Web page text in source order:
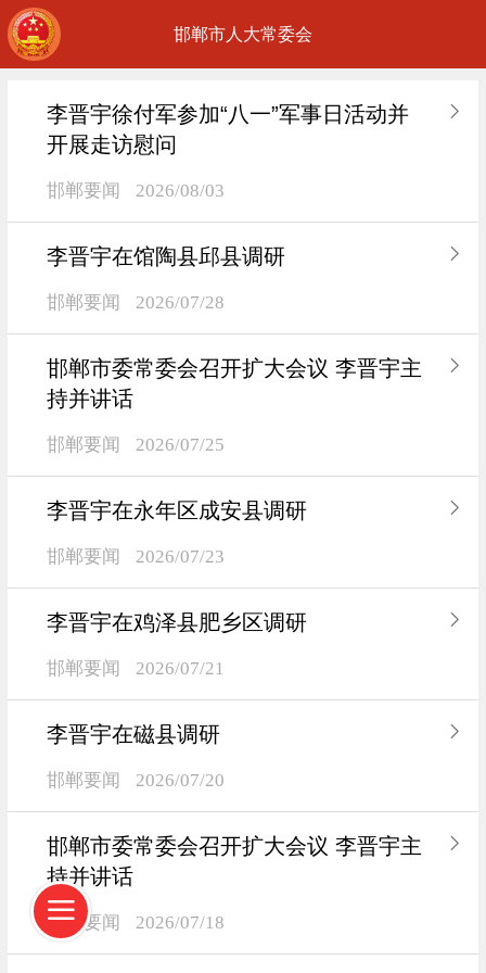
邯郸市人大常委会
李晋宇徐付军参加“八一”军事日活动并
开展走访慰问
邯郸要闻 2026/08/03
李晋宇在馆陶县邱县调研
邯郸要闻 2026/07/28
邯郸市委常委会召开扩大会议 李晋宇主
持并讲话
邯郸要闻 2026/07/25
李晋宇在永年区成安县调研
邯郸要闻 2026/07/23
李晋宇在鸡泽县肥乡区调研
邯郸要闻 2026/07/21
李晋宇在磁县调研
邯郸要闻 2026/07/20
邯郸市委常委会召开扩大会议 李晋宇主
持并讲话
邯郸要闻 2026/07/18